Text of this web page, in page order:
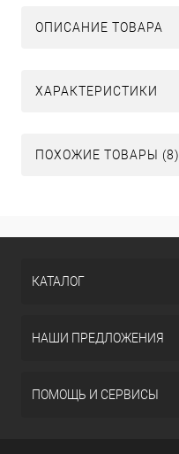
ОПИСАНИЕ ТОВАРА
ХАРАКТЕРИСТИКИ
ПОХОЖИЕ ТОВАРЫ (8)
КАТАЛОГ
НАШИ ПРЕДЛОЖЕНИЯ
ПОМОЩЬ И СЕРВИСЫ